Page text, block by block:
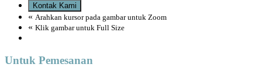
Kontak Kami
« Arahkan kursor pada gambar untuk Zoom
« Klik gambar untuk Full Size
Untuk Pemesanan